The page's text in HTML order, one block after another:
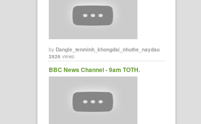
byDangle_tenminh_khongdai_nhuthe_naydau
2826 views
BBC News Channel - 9am TOTH.